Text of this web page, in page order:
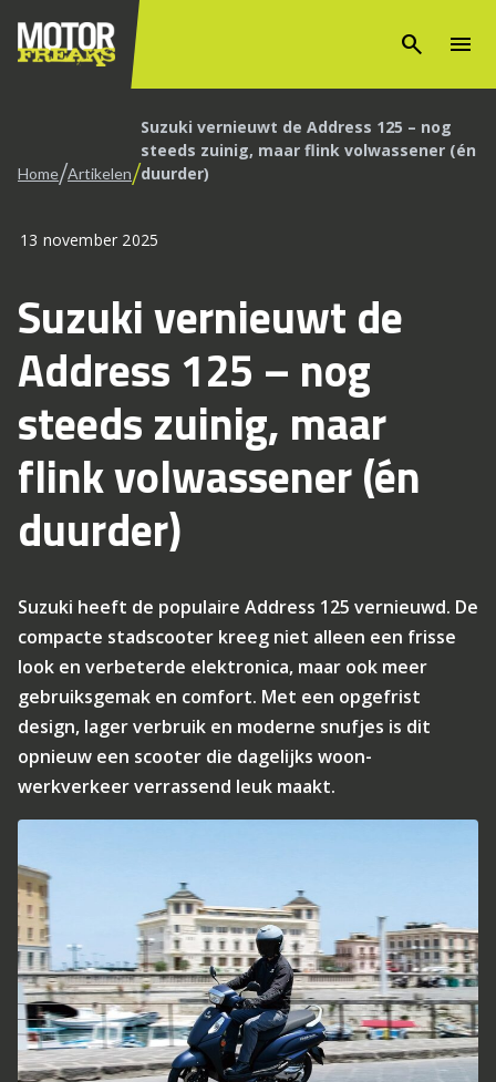
search menu
Home/Artikelen/
Suzuki vernieuwt de Address 125 – nog
steeds zuinig, maar flink volwassener (én
duurder)
13 november 2025
Suzuki vernieuwt de
Address 125 – nog
steeds zuinig, maar
flink volwassener (én
duurder)
Suzuki heeft de populaire Address 125 vernieuwd. De
compacte stadscooter kreeg niet alleen een frisse
look en verbeterde elektronica, maar ook meer
gebruiksgemak en comfort. Met een opgefrist
design, lager verbruik en moderne snufjes is dit
opnieuw een scooter die dagelijks woon-
werkverkeer verrassend leuk maakt.